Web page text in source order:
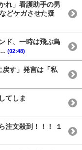
れ」看護助手の男
どケガさせた疑
ド、一時は飛ぶ鳥
(02:48)
す」発言は「私
てしま
注文殺到！！！ １